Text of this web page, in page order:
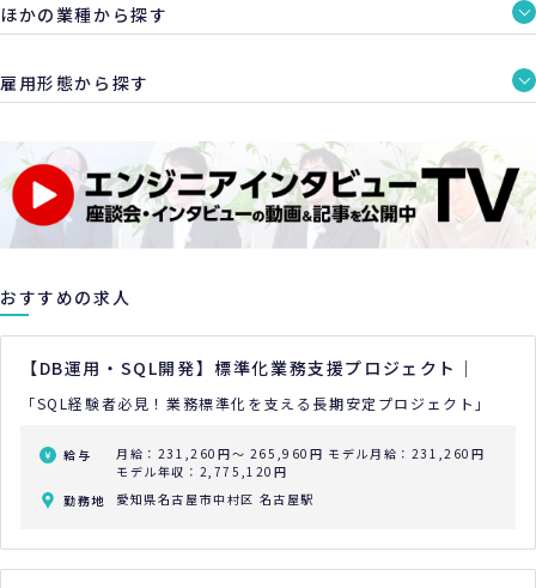
ほかの業種から探す
雇用形態から探す
おすすめの求人
【DB運用・SQL開発】標準化業務支援プロジェクト｜
「SQL経験者必見！業務標準化を支える長期安定プロジェクト」
給与 月給：231,260円～ 265,960円 モデル月給：231,260円
モデル年収：2,775,120円
勤務地
愛知県名古屋市中村区 名古屋駅